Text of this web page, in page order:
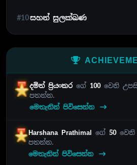
#10සහන් සුලක්ඛණ
දමිත් ප්‍රියංකරගේ 100වෙනි
පතන්න.
මෙතැනින් පිවිසෙන්න
Harshana Prathimal ගේ 50වෙනි
පතන්න.
මෙතැනින් පිවිසෙන්න